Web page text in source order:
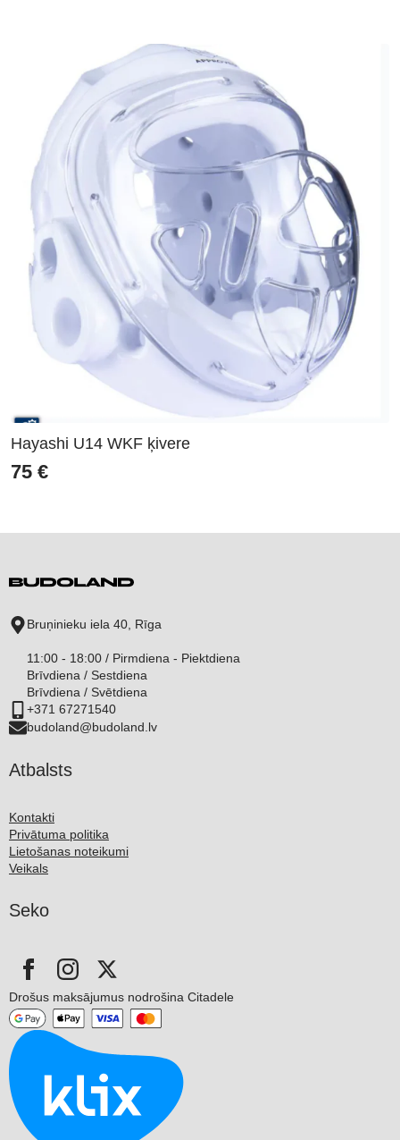
Hayashi U14 WKF ķivere
75 €
Bruņinieku iela 40, Rīga
11:00 - 18:00 / Pirmdiena - Piektdiena
Brīvdiena / Sestdiena
Brīvdiena / Svētdiena
+371 67271540
budoland@budoland.lv
Atbalsts
Kontakti
Privātuma politika
Lietošanas noteikumi
Veikals
Seko
Drošus maksājumus nodrošina Citadele